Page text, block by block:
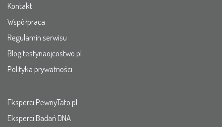
Kontakt
Współpraca
Regulamin serwisu
Blog testynaojcostwo.pl
Polityka prywatności
Eksperci PewnyTato.pl
Eksperci Badań DNA